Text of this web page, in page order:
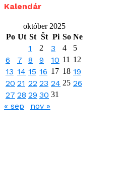
Kalendár
október 2025
Po Ut St Št Pi So Ne
1 2 3 4 5
6 7 8 9 10 11 12
13 14 15 16 17 18 19
20 21 22 23 24 25 26
27 28 29 30 31
« sep nov »